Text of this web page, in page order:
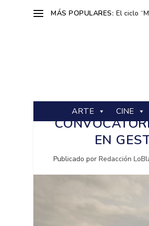
MÁS POPULARES: El ciclo
ARTE CINE
EN
Publicado porRedacción